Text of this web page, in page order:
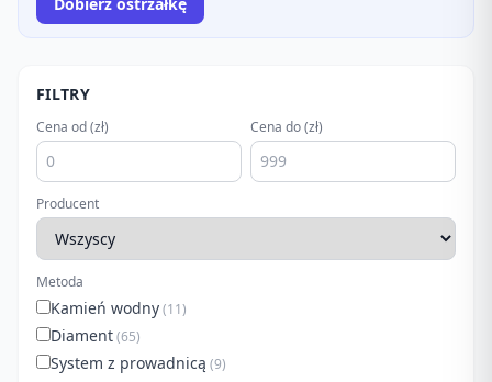
FILTRY
Cena od (zł) Cena do (zł)
Producent
Metoda
Kamień wodny(11)
Diament(65)
System z prowadnicą (9)